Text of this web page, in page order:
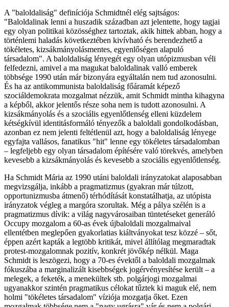
A "baloldaliság" definíciója Schmidtnél elég sajtságos:
"Baloldalinak lenni a huszadik században azt jelentette, hogy tagjai
egy olyan politikai közösséghez tartoztak, akik hittek abban, hogy a
történlemi haladás következtében kivívható és berendezhető a
tökéletes, kizsákmányolásmentes, egyenlőségen alapuló
társadalom". A baloldaliság lényegét egy olyan utópizmusban véli
felfedezni, amivel a ma magukat baloldalinak valló emberek
többsége 1990 után már bizonyára egyáltalán nem tud azonosulni.
És ha az antikommunista baloldaliság főáramát képező
szociáldemokrata mozgalmat nézzük, amit Schmidt mintha kihagyna
a képből, akkor jelentős része soha nem is tudott azonosulni. A
kizsákmányolás és a szociális egyenlőtlenség elleni küzdelem
kétségkívül identitásformáló tényezők a baloldali gondolkodásban,
azonban ez nem jelenti feltétlenül azt, hogy a baloldaliság lényege
egyfajta vallásos, fanatikus "hit" lenne egy tökéletes társadalomban
– legfeljebb egy olyan társadalom építésére való törekvés, amelyben
kevesebb a kizsákmányolás és kevesebb a szociális egyenlőtlenség.
Ha Schmidt Mária az 1990 utáni baloldali irányzatokat alaposabban
megvizsgálja, inkább a pragmatizmus (gyakran már túlzott,
opportunizmusba átmenő) térhódítását konstatálhatja, az utópista
irányzatok végleg a margóra szorultak. Még a pálya szélén is a
pragmatizmus dívik: a világ nagyvárosaiban tüntetéseket generáló
Occupy mozgalom a 60-as évek újbaloldali mozgalmaival
ellentétben meglepően gyakorlatias kiáltványokat tesz közzé – sőt,
éppen azért kapták a legtöbb kritikát, mivel állítólag megmaradtak
protest-mozgalomnak pozitív, konkrét jövőkép nélkül. Maga
Schmidt is leszögezi, hogy a 70-es évektől a baloldali mozgalmak
fókuszába a marginalizált kisebbségek jogérvényesítése került – a
melegek, a feketék, a menekültek stb. polgárjogi mozgalmai
ugyanakkor szintén pragmatikus célokat tűztek ki maguk elé, nem
holmi "tökéletes társadalom" víziója mozgatja őket. Ezen